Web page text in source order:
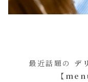
最近話題の デ
【